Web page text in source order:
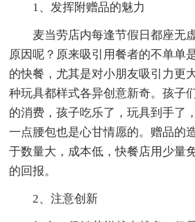
1、发挥附赠品的魅力
麦当劳店内每逢节假日都座无
原因呢？原来吸引用餐者的不单单
的快餐，尤其是对小朋友吸引力更
种玩具都样式各异创意新奇。孩子
的消费，孩子吃乐了，玩具到手了
一点腰包也是心甘情愿的。赠品的
于数量大，成本低，快餐店用少量
的回报。
2、注意创新